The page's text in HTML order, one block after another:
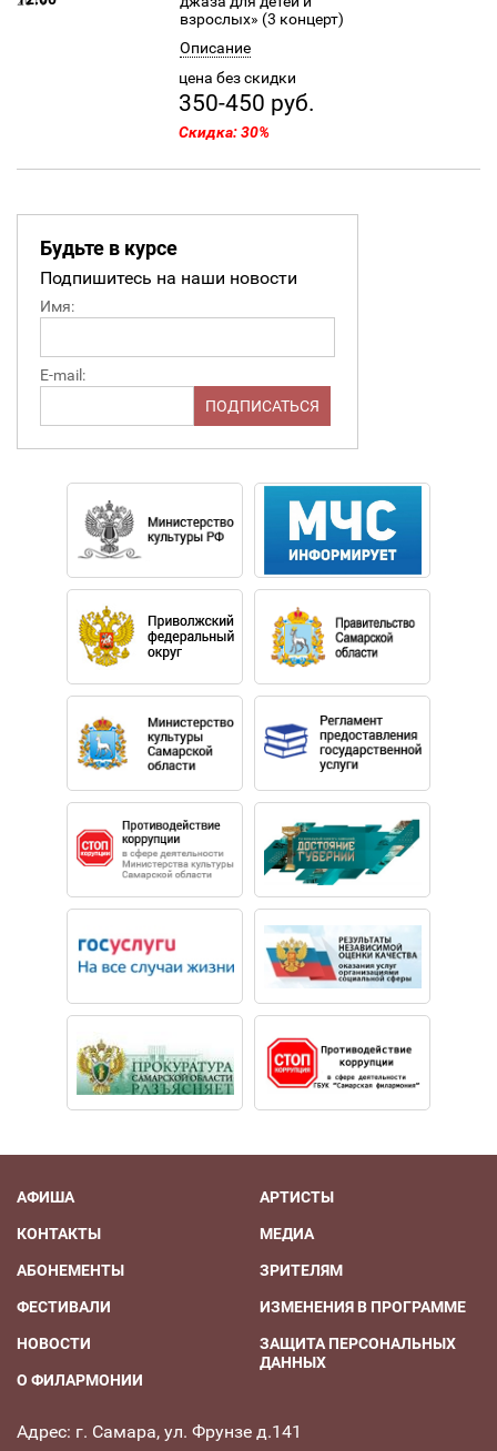
взрослых» (3 концерт)
Описание
цена без скидки
350-450 руб.
Скидка: 30%
Будьте в курсе
Подпишитесь на наши новости
Имя:
E-mail:
АФИША
КОНТАКТЫ
АБОНЕМЕНТЫ
ФЕСТИВАЛИ
НОВОСТИ
О ФИЛАРМОНИИ
АРТИСТЫ
МЕДИА
ЗРИТЕЛЯМ
ИЗМЕНЕНИЯ В ПРОГРАММЕ
ЗАЩИТА ПЕРСОНАЛЬНЫХ
ДАННЫХ
Адрес: г. Самара, ул. Фрунзе д.141